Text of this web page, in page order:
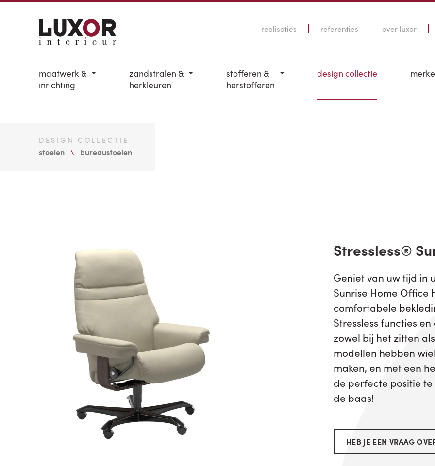
realisaties referenties over luxor
maatwerk &
inrichting
zandstralen &
herkleuren
stofferen &
herstofferen
design collectie
DESIGN COLLECTIE
stoelen bureaustoelen
Stressless®
Geniet van uw tijd in
Sunrise Home Office
comfortabele
Stressless functies
zowel bij het zitten
modellen hebben
maken, en met een
de perfecte positie
de baas!
HEB JE EEN VRAAG